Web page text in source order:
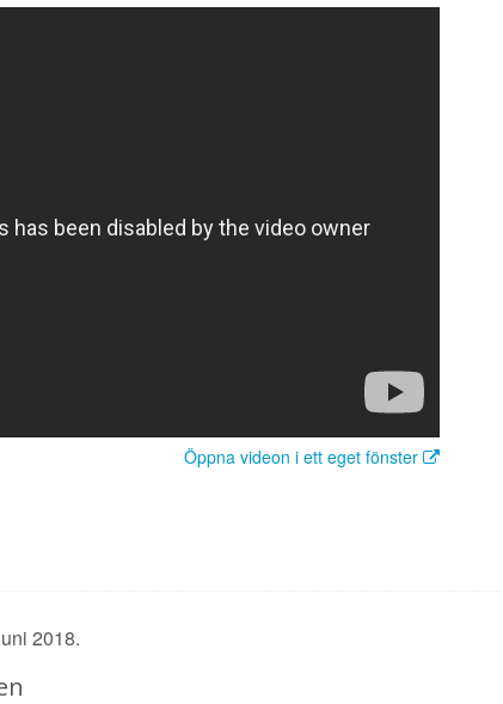
Öppna videon i ett eget fönster
2018.